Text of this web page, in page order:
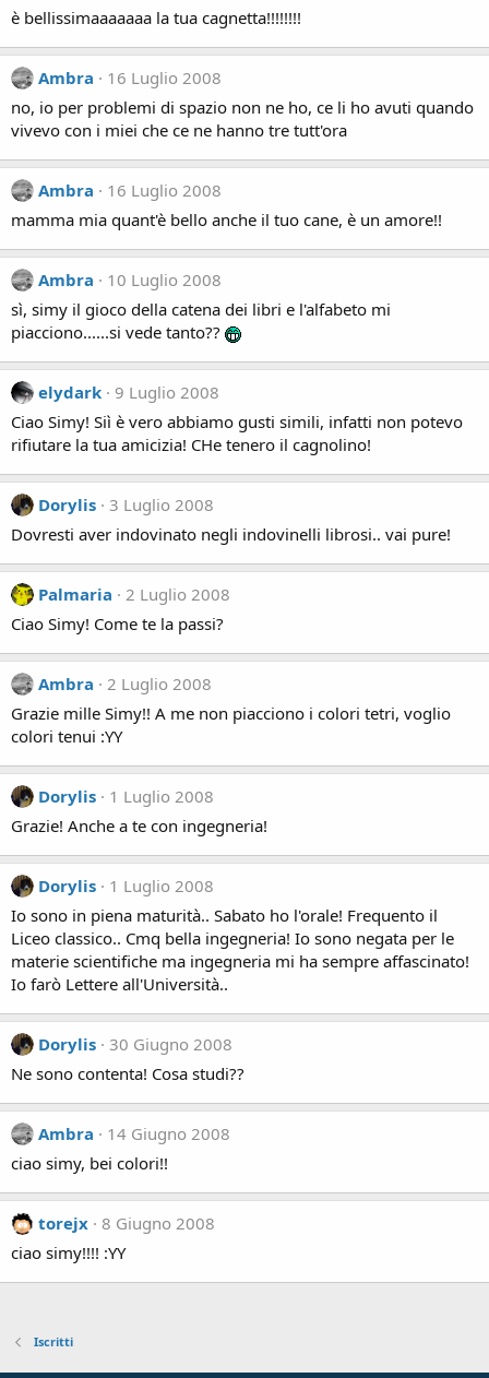
è bellissimaaaaaaa la tua cagnetta!!!!!!!!
Ambra
16 Luglio 2008
no, io per problemi di spazio non ne ho, ce li ho avuti quando
vivevo con i miei che ce ne hanno tre tutt'ora
Ambra
16 Luglio 2008
mamma mia quant'è bello anche il tuo cane, è un amore!!
Ambra
10 Luglio 2008
sì, simy il gioco della catena dei libri e l'alfabeto mi
piacciono......si vede tanto??
elydark
9 Luglio 2008
Ciao Simy! Siì è vero abbiamo gusti simili, infatti non potevo
rifiutare la tua amicizia! CHe tenero il cagnolino!
Dorylis 3 Luglio 2008
Dovresti aver indovinato negli indovinelli librosi.. vai pure!
Palmaria
2 Luglio 2008
Ciao Simy! Come te la passi?
Ambra
2 Luglio 2008
Grazie mille Simy!! A me non piacciono i colori tetri, voglio
colori tenui :YY
Dorylis
1 Luglio 2008
Grazie! Anche a te con ingegneria!
Dorylis
1 Luglio 2008
Io sono in piena maturità.. Sabato ho l'orale! Frequento il
Liceo classico.. Cmq bella ingegneria! Io sono negata per le
materie scientifiche ma ingegneria mi ha sempre affascinato!
Io farò Lettere all'Università..
Dorylis 30 Giugno 2008
Ne sono contenta! Cosa studi??
Ambra
14 Giugno 2008
ciao simy, bei colori!!
torejx 8 Giugno 2008
ciao simy!!!! :YY
Iscritti